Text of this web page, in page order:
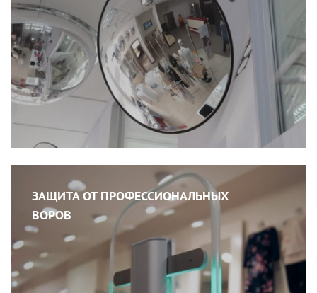
ЗАЩИТА ОТ ПРОФЕССИОНАЛЬНЫХ
ВОРОВ